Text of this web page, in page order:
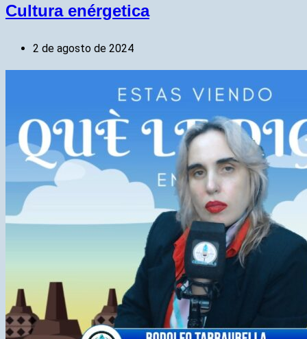
Cultura enérgetica
2 de agosto de 2024